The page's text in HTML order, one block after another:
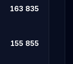
163 835
155 855